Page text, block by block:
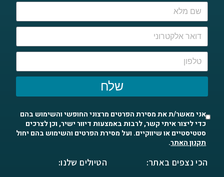
שלח
אני מאשר/ת את מסירת הפרטים מרצוני החופשי והשימוש בהם
כדי ליצור איתי קשר, לרבות באמצעות דיוור ישיר, וכן לצרכים
סטטיסטיים או שיווקיים. ועל מסירת הפרטים והשימוש בהם יחול
תקנון האתר.
הכי נצפים באתר: הטיולים שלנו: